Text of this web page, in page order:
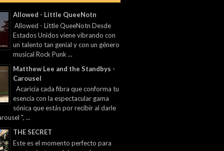
Allowed - Little QueeNotn
Allowed - Little QueeNotn Desde
Estados Unidos viene vibrando con
un talento tan genial y con un género
musical Rock Punk ...
Matthew Lee and the Standbys -
Carousel
Acaricia cada fibra que conforma tu
esencia con la espectacular gama
sónica que estás por recibir al darle
", ...
THE SECRET
Este es el momento perfecto para